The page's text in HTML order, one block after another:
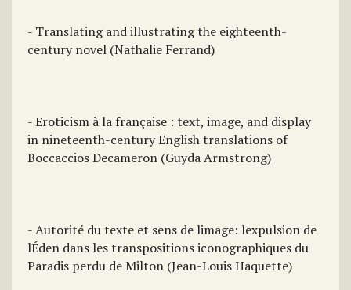
- Translating and illustrating the eighteenth-
century novel (Nathalie Ferrand)
- Eroticism à la française : text, image, and display
in nineteenth-century English translations of
Boccaccios Decameron (Guyda Armstrong)
- Autorité du texte et sens de limage: lexpulsion de
lÉden dans les transpositions iconographiques du
Paradis perdu de Milton (Jean-Louis Haquette)